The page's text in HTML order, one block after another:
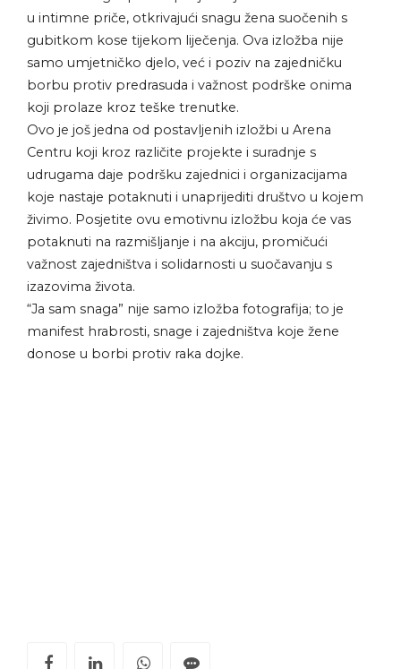
u intimne priče, otkrivajući snagu žena suočenih s
gubitkom kose tijekom liječenja. Ova izložba nije
samo umjetničko djelo, već i poziv na zajedničku
borbu protiv predrasuda i važnost podrške onima
koji prolaze kroz teške trenutke.
Ovo je još jedna od postavljenih izložbi u Arena
Centru koji kroz različite projekte i suradnje s
udrugama daje podršku zajednici i organizacijama
koje nastaje potaknuti i unaprijediti društvo u kojem
živimo. Posjetite ovu emotivnu izložbu koja će vas
potaknuti na razmišljanje i na akciju, promičući
važnost zajedništva i solidarnosti u suočavanju s
izazovima života.
“Ja sam snaga” nije samo izložba fotografija; to je
manifest hrabrosti, snage i zajedništva koje žene
donose u borbi protiv raka dojke.